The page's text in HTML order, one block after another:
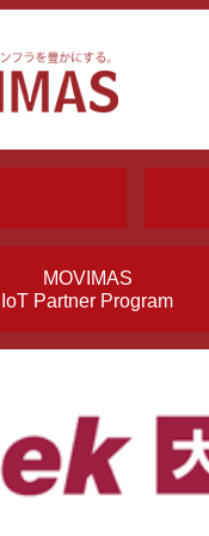
MOVIMAS
IoT Partner Program